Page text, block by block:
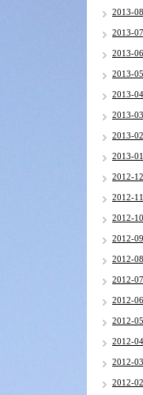
2013-08
2013-07
2013-06
2013-05
2013-04
2013-03
2013-02
2013-01
2012-12
2012-11
2012-10
2012-09
2012-08
2012-07
2012-06
2012-05
2012-04
2012-03
2012-02